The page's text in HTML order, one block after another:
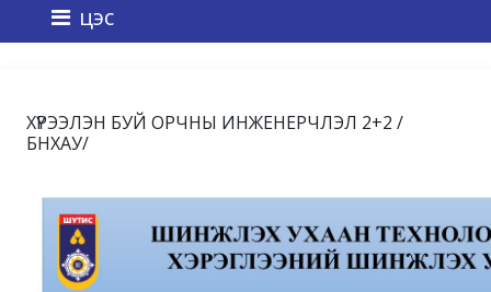
цэс
ХҮРЭЭЛЭН БУЙ ОРЧНЫ ИНЖЕНЕРЧЛЭЛ 2+2 /
БНХАУ/